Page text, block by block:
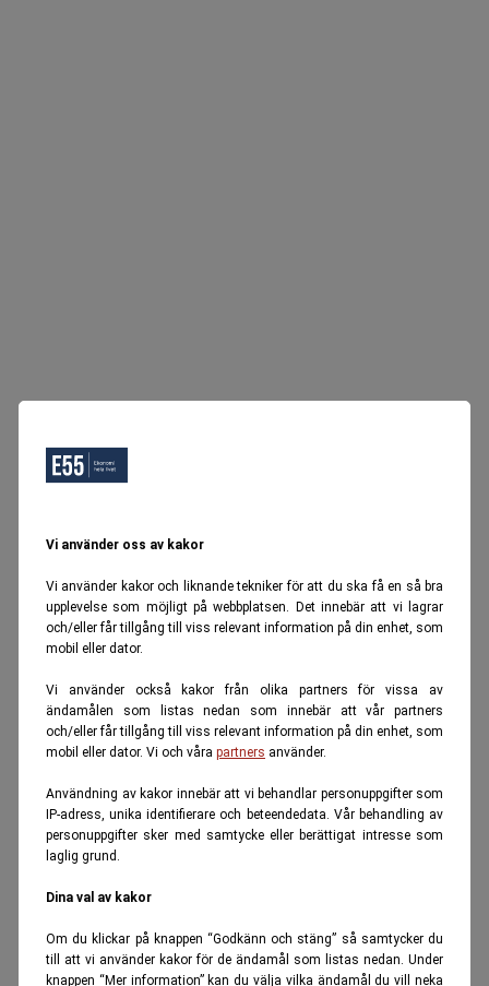
Vi använder oss av kakor
Vi använder kakor och liknande tekniker för att du ska få en så bra
upplevelse som möjligt på webbplatsen. Det innebär att vi lagrar
och/eller får tillgång till viss relevant information på din enhet, som
mobil eller dator.
Vi använder också kakor från olika partners för vissa av
ändamålen som listas nedan som innebär att vår partners
och/eller får tillgång till viss relevant information på din enhet, som
mobil eller dator. Vi och våra partners använder.
Användning av kakor innebär att vi behandlar personuppgifter som
IP-adress, unika identifierare och beteendedata. Vår behandling av
personuppgifter sker med samtycke eller berättigat intresse som
laglig grund.
Dina val av kakor
Om du klickar på knappen “Godkänn och stäng” så samtycker du
till att vi använder kakor för de ändamål som listas nedan. Under
knappen “Mer information” kan du välja vilka ändamål du vill neka